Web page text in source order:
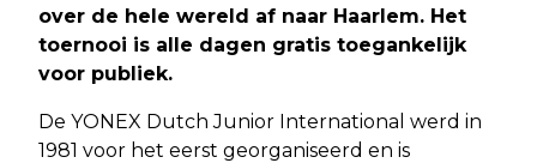
over de hele wereld af naar Haarlem. Het
toernooi is alle dagen gratis toegankelijk
voor publiek.
De YONEX Dutch Junior International werd in
1981 voor het eerst georganiseerd en is